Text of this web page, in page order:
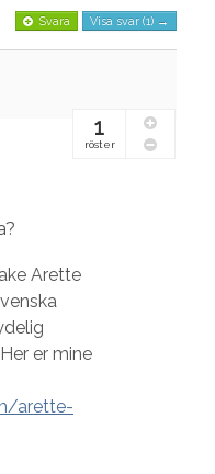
Svara Visa svar (1) →
1
röster
Arette
Her er mine
arette-